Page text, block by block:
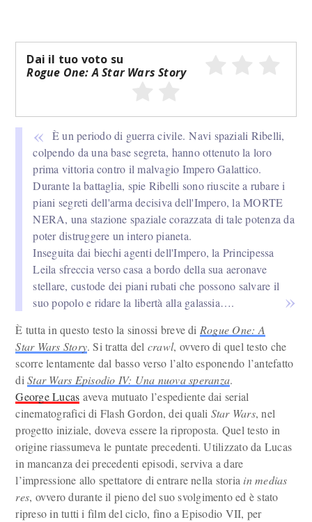
Dai il tuo voto su
Rogue One: A Star Wars Story
È un periodo di guerra civile. Navi spaziali Ribelli,
colpendo da una base segreta, hanno ottenuto la loro
prima vittoria contro il malvagio Impero Galattico.
Durante la battaglia, spie Ribelli sono riuscite a rubare i
piani segreti dell'arma decisiva dell'Impero, la MORTE
NERA, una stazione spaziale corazzata di tale potenza da
poter distruggere un intero pianeta.
Inseguita dai biechi agenti dell'Impero, la Principessa
Leila sfreccia verso casa a bordo della sua aeronave
stellare, custode dei piani rubati che possono salvare il
suo popolo e ridare la libertà alla galassia….
È tutta in questo testo la sinossi breve di Rogue One: A
Star Wars Story. Si tratta del crawl, ovvero di quel testo che
scorre lentamente dal basso verso l’alto esponendo l’antefatto
diStar Wars Episodio IV: Una nuova speranza.
George Lucas aveva mutuato l’espediente dai serial
cinematografici di Flash Gordon, dei quali Star Wars, nel
progetto iniziale, doveva essere la riproposta. Quel testo in
origine riassumeva le puntate precedenti. Utilizzato da Lucas
in mancanza dei precedenti episodi, serviva a dare
l’impressione allo spettatore di entrare nella storia in medias
res, ovvero durante il pieno del suo svolgimento ed è stato
ripreso in tutti i film del ciclo, fino a Episodio VII, per